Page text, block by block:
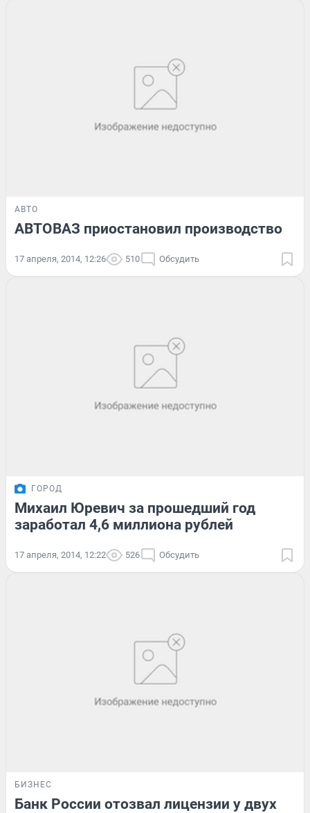
АВТО
АВТОВАЗ приостановил производство
17 апреля, 2014, 12:26 510 Обсудить
ГОРОД
Михаил Юревич за прошедший год
заработал 4,6 миллиона рублей
17 апреля, 2014, 12:22 526 Обсудить
БИЗНЕС
Банк России отозвал лицензии у двух